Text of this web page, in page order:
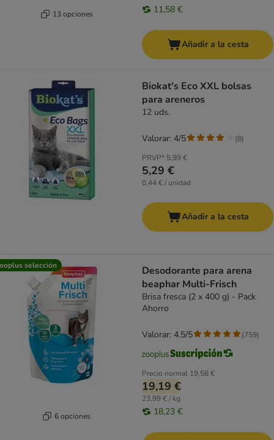
13 opciones 11,58 €
Añadir a la cesta
Biokat's Eco XXL bolsas
para areneros
12 uds.
PRVP* 5,99 €
5,29 €
0,44 € / unidad
Valorar: 4/5 (8)
Añadir a la cesta
selección
6 opciones
Desodorante para arena
beaphar Multi-Frisch
Brisa fresca (2 x 400 g) - Pack
Ahorro
Precio normal 19,58 €
19,19 €
23,99 € / kg
18,23 €
Valorar: 4.5/5 (759)